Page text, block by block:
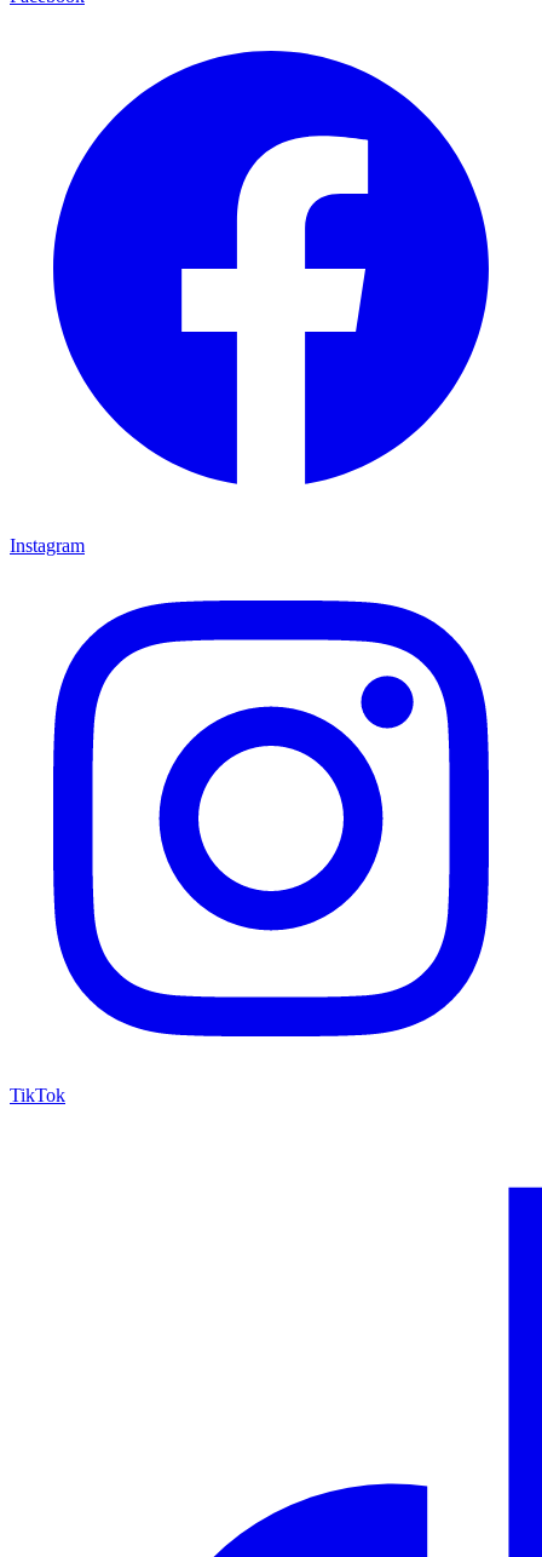
Instagram
TikTok